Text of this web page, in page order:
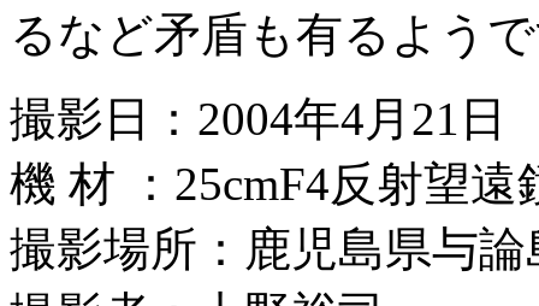
るなど矛盾も有るよう
撮影日：2004年4月21日
機 材 ：25cmF4反射望遠
撮影場所：鹿児島県与論